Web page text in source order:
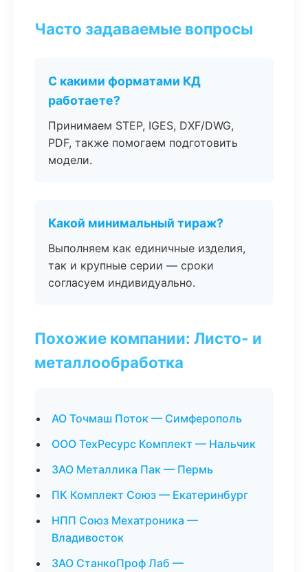
Часто задаваемые вопросы
С какими форматами КД
работаете?
Принимаем STEP, IGES, DXF/DWG,
PDF, также помогаем подготовить
модели.
Какой минимальный тираж?
Выполняем как единичные изделия,
так и крупные серии — сроки
согласуем индивидуально.
Похожие компании: Листо- и
металлообработка
АО Точмаш Поток — Симферополь
ООО ТехРесурс Комплект — Нальчик
ЗАО Металлика Пак — Пермь
ПК Комплект Союз — Екатеринбург
НПП Союз Мехатроника —
Владивосток
ЗАО СтанкоПроф Лаб —